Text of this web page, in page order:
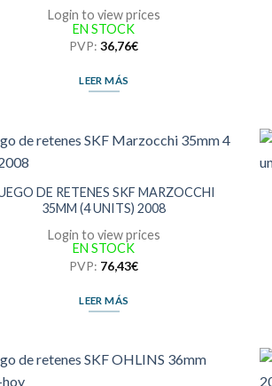
Login to view prices
EN STOCK
PVP:36,76€
LEER MÁS
DE RETENES SKF MARZOCCHI
35MM (4 UNITS) 2008
Login to view prices
EN STOCK
PVP: 76,43€
LEER MÁS